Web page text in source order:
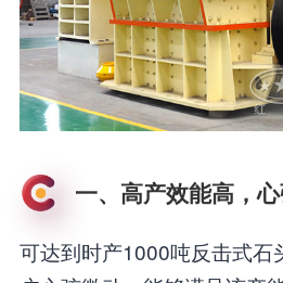
一、高产效能高，
可达到时产1000吨反击式石